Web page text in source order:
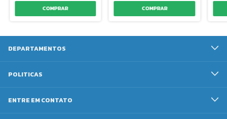
DEPARTAMENTOS
POLITICAS
ENTRE EM CONTATO